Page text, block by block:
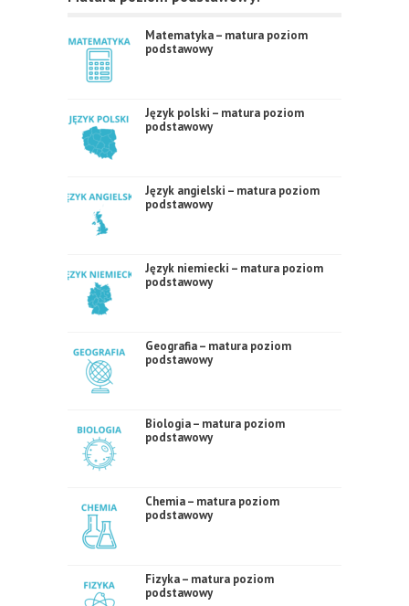
Matematyka – matura poziom
podstawowy
Język polski – matura poziom
podstawowy
Język angielski – matura poziom
podstawowy
Język niemiecki – matura poziom
podstawowy
Geografia – matura poziom
podstawowy
Biologia – matura poziom
podstawowy
Chemia – matura poziom
podstawowy
Fizyka – matura poziom
podstawowy